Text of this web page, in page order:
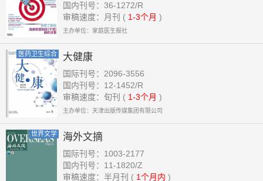
国内刊号：36-1272/R
审稿速度：月刊 ( 1-3个月 )
主办单位：家庭医生报社
医药卫生综合 大健康
国际刊号：2096-3556
国内刊号：12-1452/R
审稿速度：旬刊 ( 1-3个月 )
主办单位：天津出版传媒集团有限公司
世界文学 海外文摘
国际刊号：1003-2177
国内刊号：11-1820/Z
审稿速度：半月刊 ( 1个月内 )